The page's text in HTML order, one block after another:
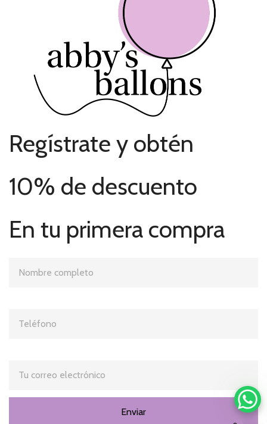
Regístrate y obtén
10% de descuento
En tu primera compra